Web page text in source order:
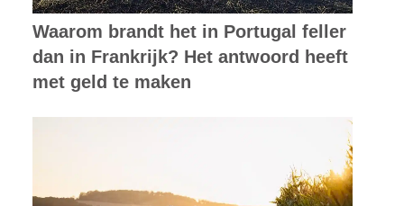
Waarom brandt het in Portugal feller
dan in Frankrijk? Het antwoord heeft
met geld te maken